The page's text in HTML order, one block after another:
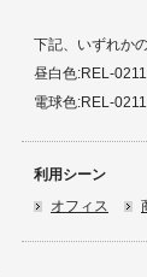
下記、いずれか
昼白色:REL-
電球色:REL-
利用シーン
オフィス